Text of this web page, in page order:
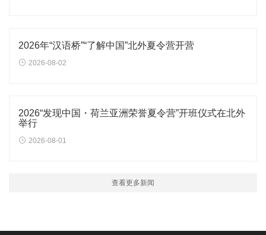
2026年“汉语桥”“了解中国”北外夏令营开营
2026-08-02
2026“发现中国・荷兰亚洲荣誉夏令营”开班仪式在北外
举行
2026-08-01
查看更多新闻